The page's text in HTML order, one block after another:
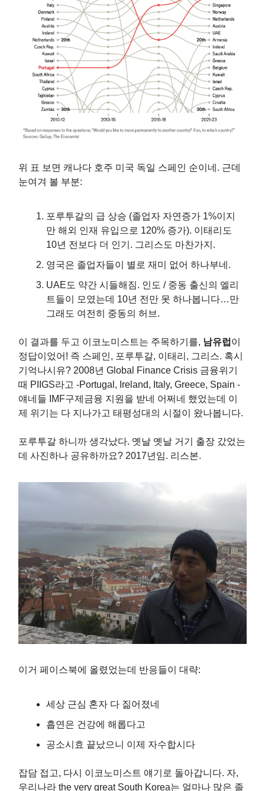
위 표 보면 캐나다 호주 미국 독일 스페인 순이네. 근데
눈여겨 볼 부분:
포루투갈의 급 상승 (졸업자 자연증가 1%이지
만 해외 인재 유입으로 120% 증가). 이태리도
10년 전보다 더 인기. 그리스도 마찬가지.
영국은 졸업자들이 별로 재미 없어 하나부네.
UAE도 약간 시들해짐. 인도 / 중동 출신의 엘리
트들이 모였는데 10년 전만 못 하나봅니다…만
그래도 여전히 중동의 허브.
이 결과를 두고 이코노미스트는 주목하기를, 남유럽 이
정답이었어! 즉 스페인, 포루투갈, 이태리, 그리스. 혹시
기억나시유? 2008년 Global Finance Crisis 금융위기
때 PIIGS라고 -Portugal, Ireland, Italy, Greece, Spain -
얘네들 IMF구제금융 지원을 받네 어쩌네 했었는데 이
제 위기는 다 지나가고 태평성대의 시절이 왔나봅니다.
포루투갈 하니까 생각났다. 옛날 옛날 거기 출장 갔었는
데 사진하나 공유하까요? 2017년임. 리스본.
이거 페이스북에 올렸었는데 반응들이 대략:
세상 근심 혼자 다 짊어졌네
흡연은 건강에 해롭다고
공소시효 끝났으니 이제 자수합시다
잡담 접고, 다시 이코노미스트 얘기로 돌아갑니다. 자,
우리나라 the very great South Korea는 얼마나 많은 졸